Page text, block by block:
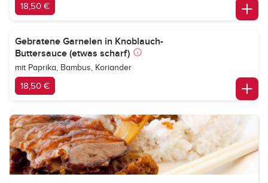
18,50 €
Gebratene Garnelen in Knoblauch-
Buttersauce (etwas scharf)
mit Paprika, Bambus, Koriander
18,50 €